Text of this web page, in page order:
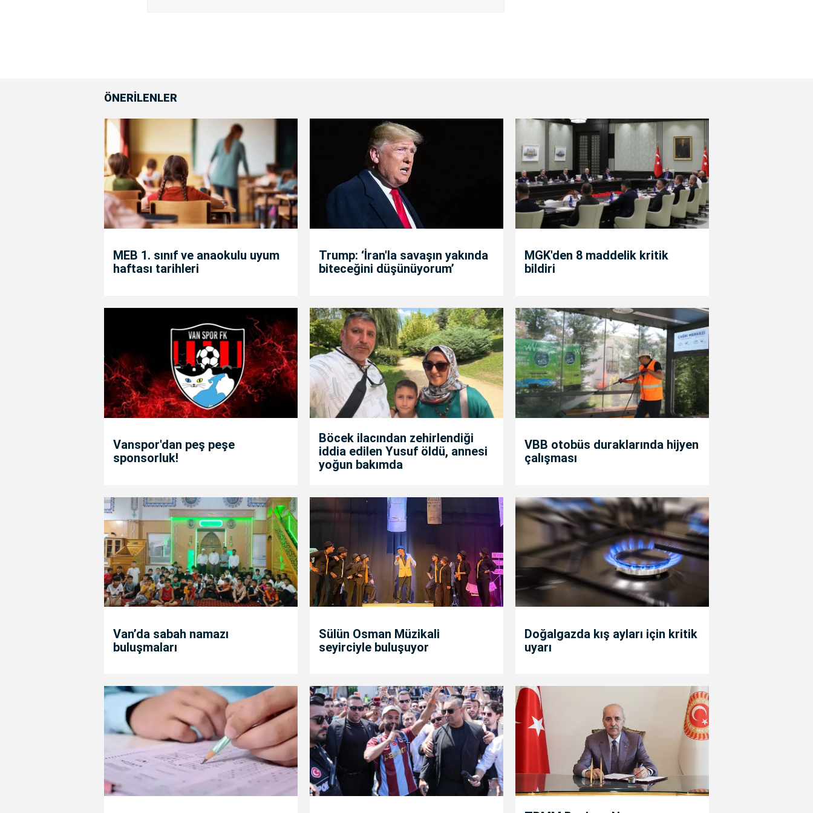
ÖNERİLENLER
MEB 1. sınıf ve anaokulu uyum
haftası tarihleri
Trump: ‘İran'la savaşın yakında
biteceğini düşünüyorum’
MGK'den 8 maddelik kritik
bildiri
Vanspor'dan peş peşe
sponsorluk!
Böcek ilacından zehirlendiği
iddia edilen Yusuf öldü, annesi
yoğun bakımda
VBB otobüs duraklarında hijyen
çalışması
Van’da sabah namazı
buluşmaları
Sülün Osman Müzikali
seyirciyle buluşuyor
Doğalgazda kış ayları için kritik
uyarı